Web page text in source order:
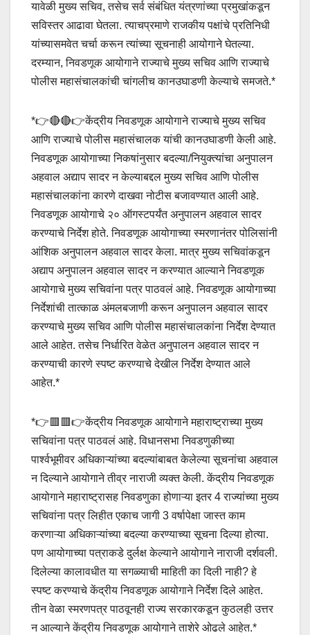
यावेळी मुख्य सचिव, तसेच सर्व संबंधित यंत्रणांच्या प्रमुखांकडून
सविस्तर आढावा घेतला. त्याचप्रमाणे राजकीय पक्षांचे प्रतिनिधी
यांच्यासमवेत चर्चा करून त्यांच्या सूचनाही आयोगाने घेतल्या.
दरम्यान, निवडणूक आयोगाने राज्याचे मुख्य सचिव आणि राज्याचे
पोलीस महासंचालकांची चांगलीच कानउघाडणी केल्याचे समजते.*
*👉🔴🔴👉केंद्रीय निवडणूक आयोगाने राज्याचे मुख्य सचिव
आणि राज्याचे पोलीस महासंचालक यांची कानउघाडणी केली आहे.
निवडणूक आयोगाच्या निकषांनुसार बदल्या/नियुक्त्यांचा अनुपालन
अहवाल अद्याप सादर न केल्याबद्दल मुख्य सचिव आणि पोलीस
महासंचालकांना कारणे दाखवा नोटीस बजावण्यात आली आहे.
निवडणूक आयोगाचे २० ऑगस्टपर्यंत अनुपालन अहवाल सादर
करण्याचे निर्देश होते. निवडणूक आयोगाच्या स्मरणानंतर पोलिसांनी
आंशिक अनुपालन अहवाल सादर केला. मात्र मुख्य सचिवांकडून
अद्याप अनुपालन अहवाल सादर न करण्यात आल्याने निवडणूक
आयोगाचे मुख्य सचिवांना पत्र पाठवलं आहे. निवडणूक आयोगाच्या
निर्देशांची तात्काळ अंमलबजाणी करून अनुपालन अहवाल सादर
करण्याचे मुख्य सचिव आणि पोलीस महासंचालकांना निर्देश देण्यात
आले आहेत. तसेच निर्धारित वेळेत अनुपालन अहवाल सादर न
करण्याची कारणे स्पष्ट करण्याचे देखील निर्देश देण्यात आले
आहेत.*
*👉🟥🟥👉केंद्रीय निवडणूक आयोगाने महाराष्ट्राच्या मुख्य
सचिवांना पत्र पाठवलं आहे. विधानसभा निवडणुकीच्या
पार्श्वभूमीवर अधिकाऱ्यांच्या बदल्यांबाबत केलेल्या सूचनांचा अहवाल
न दिल्याने आयोगाने तीव्र नाराजी व्यक्त केली. केंद्रीय निवडणूक
आयोगाने महाराष्ट्रासह निवडणुका होणाऱ्या इतर 4 राज्यांच्या मुख्य
सचिवांना पत्र लिहीत एकाच जागी 3 वर्षापेक्षा जास्त काम
करणाऱ्या अधिकाऱ्यांच्या बदल्या करण्याच्या सूचना दिल्या होत्या.
पण आयोगाच्या पत्राकडे दुर्लक्ष केल्याने आयोगाने नाराजी दर्शवली.
दिलेल्या कालावधीत या सगळ्याची माहिती का दिली नाही? हे
स्पष्ट करण्याचे केंद्रीय निवडणूक आयोगाने निर्देश दिले आहेत.
तीन वेळा स्मरणपत्र पाठवूनही राज्य सरकारकडून कुठलही उत्तर
न आल्याने केंद्रीय निवडणूक आयोगाने ताशेरे ओढले आहेत.*